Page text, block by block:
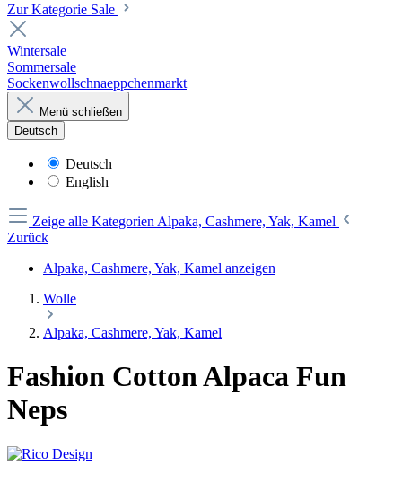
Zur Kategorie Sale
Wintersale
Sommersale
Sockenwollschnaeppchenmarkt
Menü schließen
Deutsch
Deutsch
English
Zeige alle Kategorien Alpaka, Cashmere, Yak, Kamel
Zurück
Alpaka, Cashmere, Yak, Kamel anzeigen
Wolle
Alpaka, Cashmere, Yak, Kamel
Fashion Cotton Alpaca Fun
Neps